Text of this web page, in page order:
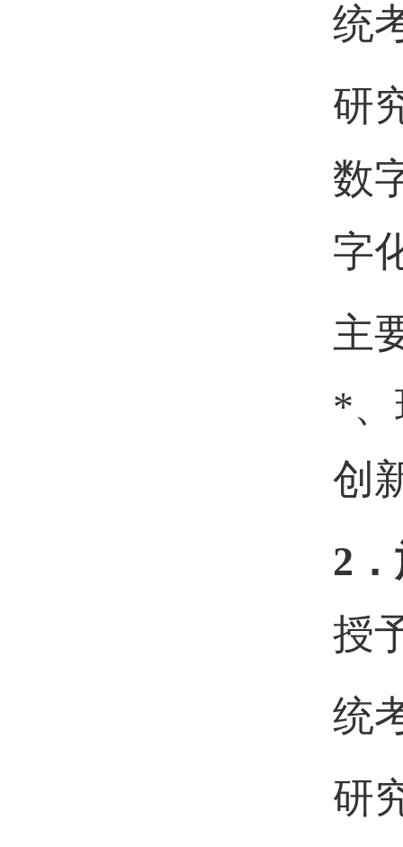
统
研
数
字
主
*、
创
2．
授
统
研